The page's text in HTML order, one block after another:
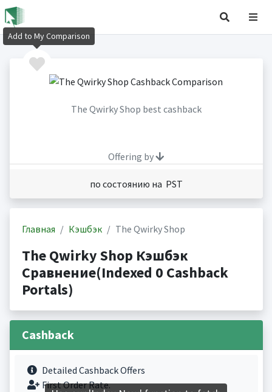
The Qwirky Shop best cashback
Offering by
по состоянию на PST
Главная Кэшбэк The Qwirky Shop
The Qwirky Shop Кэшбэк
Сравнение(Indexed 0 Cashback
Portals)
Cashback
Detailed Cashback Offers
First Order Rate.
Add to My Comparison